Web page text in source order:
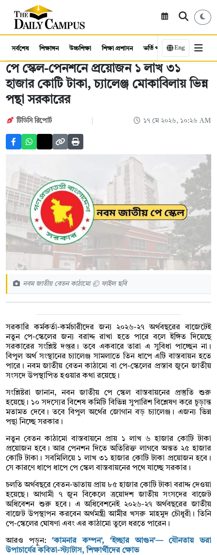
সর্বশেষ শিক্ষাঙ্গন উচ্চশিক্ষা শিক্ষা প্রশাসন ভর্তি পরীক্ষা কর্মসংস্থান
Eng
পে স্কেল-পেনশনে প্রয়োজন ১ লাখ ৩১
হাজার কোটি টাকা, চ্যালেঞ্জ মোকাবিলায় ভিন্ন
পন্থা সরকারের
টিডিসি রিপোর্ট ১৭ মে ২০২৬, ১০:২৬ AM
নবম জাতীয় বেতন কাঠামো © ফাইল ছবি
সরকারি কর্মকর্তা-কর্মচারীদের জন্য ২০২৬-২৭ অর্থবছরের বাজেটেই
নতুন পে-স্কেলের জন্য বরাদ্দ রাখা হতে পারে বলে ইঙ্গিত দিয়েছে
সরকারের সংশ্লিষ্ট দপ্তর। তবে একবারে তারা এ সুবিধা পাচ্ছেন না।
বিপুল অর্থ সংস্থানের চ্যালেঞ্জ সামলাতে তিন ধাপে এটি বাস্তবায়ন হতে
পারে। নবম জাতীয় বেতন কাঠামো বা পে-স্কেলের প্রস্তাব জুনে জাতীয়
সংসদে উপস্থাপিত হওয়ার কথা রয়েছে।
সংশ্লিষ্টরা জানান, নবন জাতীয় পে স্কেল বাস্তবায়নের প্রস্তুতি শুরু
হয়েছে। ১০ সদস্যের বিশেষ কমিটি বিভিন্ন সুপারিশ বিশ্লেষণ করে চূড়ান্ত
মতামত দেবে। তবে বিপুল অর্থের জোগান বড় চ্যালেঞ্জ। এজন্য ভিন্ন
পন্থা নিচ্ছে সরকার।
নতুন বেতন কাঠামো বাস্তবায়নে প্রায় ১ লাখ ৬ হাজার কোটি টাকা
প্রয়োজন হবে। আর পেনশন দিতে অতিরিক্ত লাগবে অন্তত ২৫ হাজার
কোটি টাকা। সবমিলিয়ে ১ লাখ ৩১ হাজার কোটি টাকা প্রয়োজন হবে।
সে কারণে ধাপে ধাপে পে স্কেল বাস্তবায়নের পথে যাচ্ছে সরকার।
চলতি অর্থবছরে বেতন-ভাতায় প্রায় ৮৫ হাজার কোটি টাকা বরাদ্দ দেওয়া
হয়েছে। আগামী ৭ জুন বিকেলে ত্রয়োদশ জাতীয় সংসদের বাজেট
অধিবেশন শুরু হবে। এ অধিবেশনেই ২০২৬-২৭ অর্থবছরের জাতীয়
বাজেট উপস্থাপন করবেন অর্থমন্ত্রী আমীর খসরু মাহমুদ চৌধুরী। তিনি
পে-স্কেলের ঘোষণা এবং এর কাঠামো তুলে ধরতে পারেন।
আরও পড়ুন:‘কামনার কম্পন’, ‘ইচ্ছার আগুন’— যৌনতায় ভরা
উপাচার্যের কবিতা-স্ট্যাটাস, শিক্ষার্থীদের ক্ষোভ